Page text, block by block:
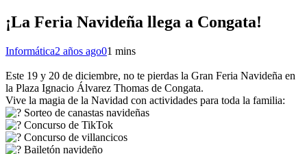
¡La Feria Navideña llega a Congata!
Informática2 años ago01 mins
Este 19 y 20 de diciembre, no te pierdas la Gran Feria Navideña en
la Plaza Ignacio Álvarez Thomas de Congata.
Vive la magia de la Navidad con actividades para toda la familia:
Sorteo de canastas navideñas
Concurso de TikTok
Concurso de villancicos
Bailetón navideño